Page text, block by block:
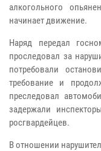
алкогольного
начинает движение.
Наряд передал
проследовал за
потребовали
требование и
преследовал
задержали
росгвардейцев.
В отношении